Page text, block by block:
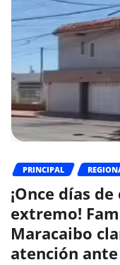
PRINCIPAL
¡Once días
extremo!
Maracaibo
atención